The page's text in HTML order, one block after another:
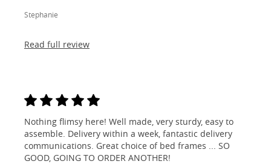
Stephanie
Read full review
Nothing flimsy here! Well made, very sturdy, easy to
assemble. Delivery within a week, fantastic delivery
communications. Great choice of bed frames ... SO
GOOD, GOING TO ORDER ANOTHER!